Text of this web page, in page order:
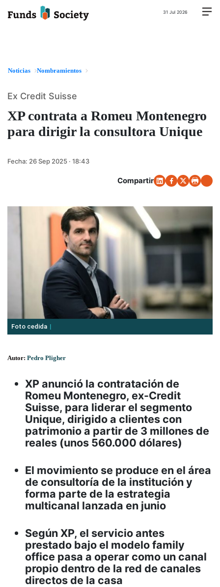
31 Jul 2026
Noticias Nombramientos
XP contrata a Romeu Montenegro
para dirigir la consultora Unique
Ex Credit Suisse
Fecha: 26 Sep 2025 · 18:43
Compartir
Foto cedida
Autor: Pedro Pligher
XP anunció la contratación de
Romeu Montenegro, ex-Credit
Suisse, para liderar el segmento
Unique, dirigido a clientes con
patrimonio a partir de 3 millones de
reales (unos 560.000 dólares)
El movimiento se produce en el área
de consultoría de la institución y
forma parte de la estrategia
multicanal lanzada en junio
Según XP, el servicio antes
prestado bajo el modelo family
office pasa a operar como un canal
propio dentro de la red de canales
directos de la casa